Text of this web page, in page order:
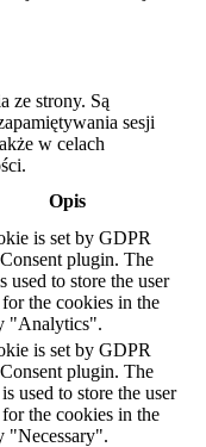
ze strony. Są
sesji
w celach
Opis
is set by GDPR
plugin. The
used to store the user
the cookies in the
"Analytics".
is set by GDPR
plugin. The
used to store the user
the cookies in the
"Necessary".